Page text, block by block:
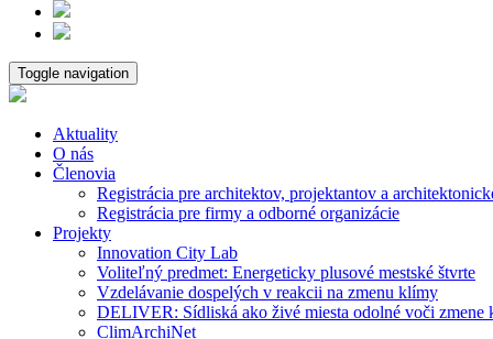
Toggle navigation
Aktuality
O nás
Členovia
Registrácia pre architektov, projektantov a
Registrácia pre firmy a odborné organizácie
Projekty
Innovation City Lab
Voliteľný predmet: Energeticky plusové mestské štvrte
Vzdelávanie dospelých v reakcii na zmenu klímy
DELIVER: Sídliská ako živé miesta odolné voči zmene
ClimArchiNet